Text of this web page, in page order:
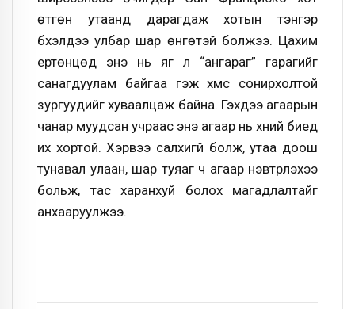
өтгөн утаанд дарагдаж хотын тэнгэр
бүхэлдээ улбар шар өнгөтэй болжээ. Цахим
ертөнцөд энэ нь яг л “ангараг” гарагийг
санагдуулам байгаа гэж хүмүүс сонирхолтой
зургуудийг хуваалцаж байна. Гэхдээ агаарын
чанар муудсан учраас энэ агаар нь хүний биед
их хортой. Хэрвээ салхигүй болж, утаа доош
тунавал улаан, шар туяаг ч агаар нэвтрүүлэхээ
больж, тас харанхуй болох магадлалтайг
анхааруулжээ.